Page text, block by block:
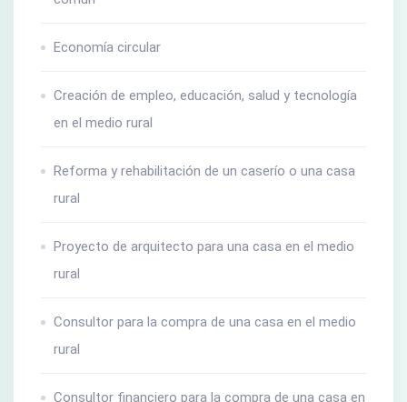
Economía circular
Creación de empleo, educación, salud y tecnología
en el medio rural
Reforma y rehabilitación de un caserío o una casa
rural
Proyecto de arquitecto para una casa en el medio
rural
Consultor para la compra de una casa en el medio
rural
Consultor financiero para la compra de una casa en